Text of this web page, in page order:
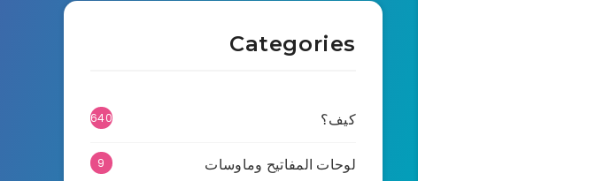
Categories
كيف؟ 640
لوحات المفاتيح وماوسات 9